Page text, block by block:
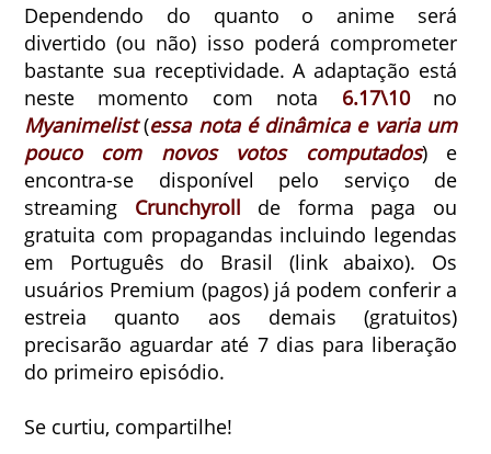
Dependendo do quanto o anime será
divertido (ou não) isso poderá comprometer
bastante sua receptividade. A adaptação está
neste momento com nota 6.17\10no
Myanimelist(essa nota é dinâmica e varia um
pouco com novos votos computados) e
encontra-se disponível pelo serviço de
streaming Crunchyroll de forma paga ou
gratuita com propagandas incluindo legendas
em Português do Brasil (link abaixo). Os
usuários Premium (pagos) já podem conferir a
estreia quanto aos demais (gratuitos)
precisarão aguardar até 7 dias para liberação
do primeiro episódio.
Se curtiu, compartilhe!